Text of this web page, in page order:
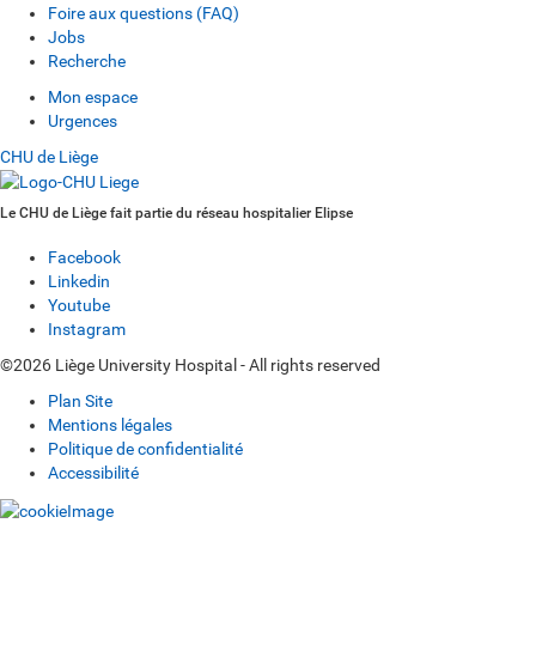
Foire aux questions (FAQ)
Jobs
Recherche
Mon espace
Urgences
CHU de Liège
Le CHU de Liège fait partie du réseau hospitalier Elipse
Facebook
Linkedin
Youtube
Instagram
©2026 Liège University Hospital - All rights reserved
Plan Site
Mentions légales
Politique de confidentialité
Accessibilité